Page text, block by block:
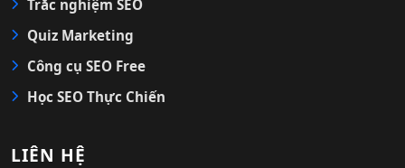
Trắc nghiệm SEO
Quiz Marketing
Công cụ SEO Free
Học SEO Thực Chiến
LIÊN HỆ